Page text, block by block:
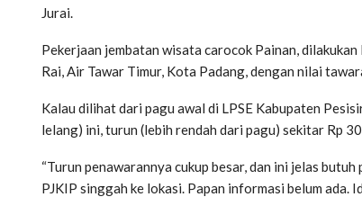
Jurai.
Pekerjaan jembatan wisata carocok Painan,
Rai, Air Tawar Timur, Kota Padang, dengan nilai
Kalau dilihat dari pagu awal di LPSE Kabupaten
lelang) ini, turun (lebih rendah dari pagu) sekitar Rp
“Turun penawarannya cukup besar, dan ini jelas
PJKIP singgah ke lokasi. Papan informasi belum ada.